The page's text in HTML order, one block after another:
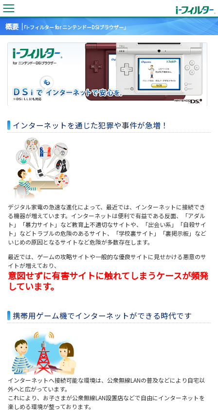
概要｜「i-フィルター for ニンテンドーDSiブラウザー」
インターネットを通じた犯罪や事件が急増！
デジタル家電の急速な進化によって、最近では、インターネットに接続でき
る機器が増えています。インターネットは便利で有益である反面、「アダル
ト」「暴力サイト」など教育上不適切なサイトや、「出会い系」「自殺サイ
ト」などトラブルの危険のあるサイト、「学校裏サイト」「裏掲示板」など
いじめの原因となるサイトなど危険が多数存在します。
最近では、ゲームの攻略サイトや一般的な優良サイトに見せかける悪意のサ
イトが増えており、
意図せずに有害サイトに触れてしまうケースが頻発
しています。
携帯用ゲーム機でインターネットができる時代です
インターネットへ接続可能な環境は、公衆無線LANの普及などにより自宅以
外へと広がっています。
これにより、お子さまが公衆無線LAN設置店などで自由にインターネットを
楽しめる環境が整っております。